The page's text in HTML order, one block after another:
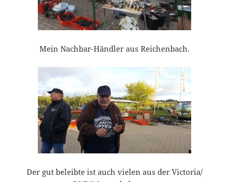
Mein Nachbar-Händler aus Reichenbach.
Der gut beleibte ist auch vielen aus der Victoria/